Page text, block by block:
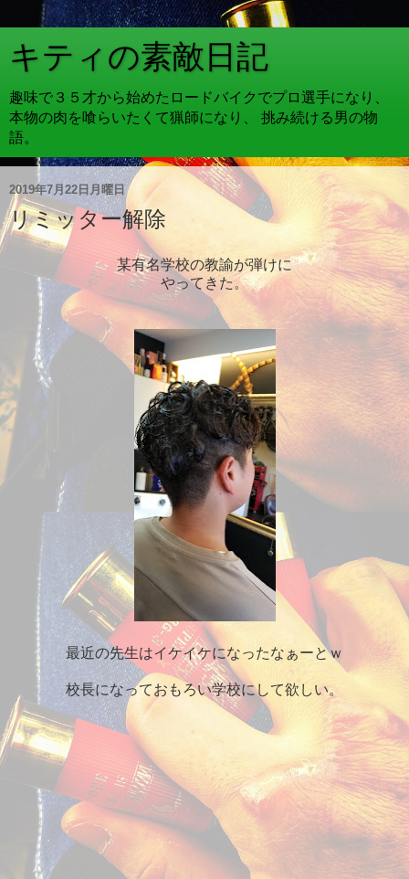
キティの素敵日記
趣味で３５才から始めたロードバイクでプロ選手になり、
本物の肉を喰らいたくて猟師になり、 挑み続ける男の物
語。
2019年7月22日月曜日
リミッター解除
某有名学校の教諭が弾けに
やってきた。
最近の先生はイケイケになったなぁーとｗ
校長になっておもろい学校にして欲しい。